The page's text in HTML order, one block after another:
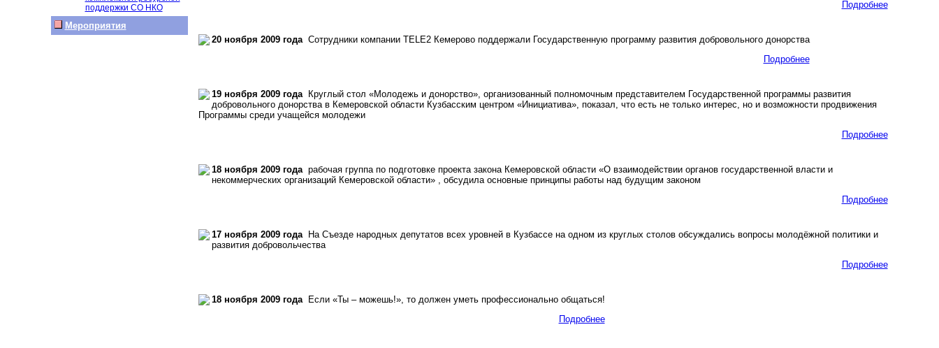
поддержки СО НКО
Мероприятия
Подробнее
20 ноября 2009 годаСотрудники компании TELE2 Кемерово поддержали Государственную программу развития добровольного донорства
Подробнее
19 ноября 2009 годаКруглый стол «Молодежь и донорство», организованный полномочным представителем Государственной программы развития
добровольного донорства в Кемеровской области Кузбасским центром «Инициатива», показал, что есть не только интерес, но и возможности продвижения
Программы среди учащейся молодежи
Подробнее
18 ноября 2009 годарабочая группа по подготовке проекта закона Кемеровской области «О взаимодействии органов государственной власти и
некоммерческих организаций Кемеровской области» , обсудила основные принципы работы над будущим законом
Подробнее
17 ноября 2009 годаНа Съезде народных депутатов всех уровней в Кузбассе на одном из круглых столов обсуждались вопросы молодёжной политики и
развития добровольчества
Подробнее
18 ноября 2009 годаЕсли «Ты – можешь!», то должен уметь профессионально общаться!
Подробнее